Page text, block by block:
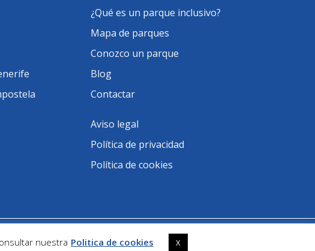
¿Qué es un parque inclusivo?
Mapa de parques
Conozco un parque
Blog
Contactar
Aviso legal
Política de privacidad
Política de cookies
nuestra Politica de cookies X